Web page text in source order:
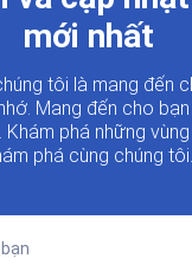
mới nhất
tôi là mang đến
Mang đến cho
Khám phá những
phá cùng chúng tôi.